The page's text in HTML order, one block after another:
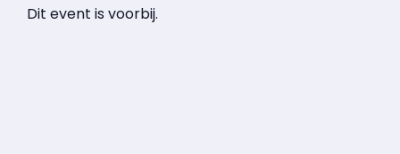
Dit event is voorbij.